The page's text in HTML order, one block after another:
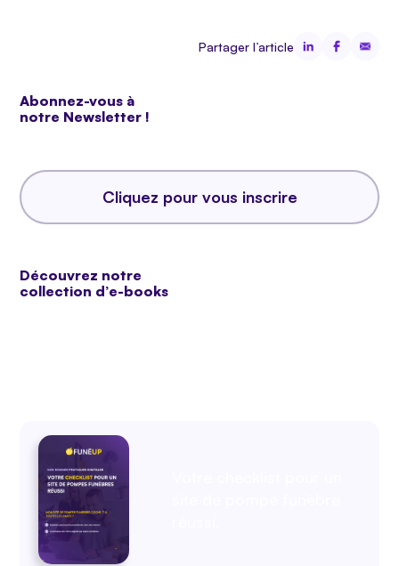
Partager l’article
Abonnez-vous à
notre Newsletter !
Cliquez pour vous inscrire
Découvrez notre
collection d’e-books